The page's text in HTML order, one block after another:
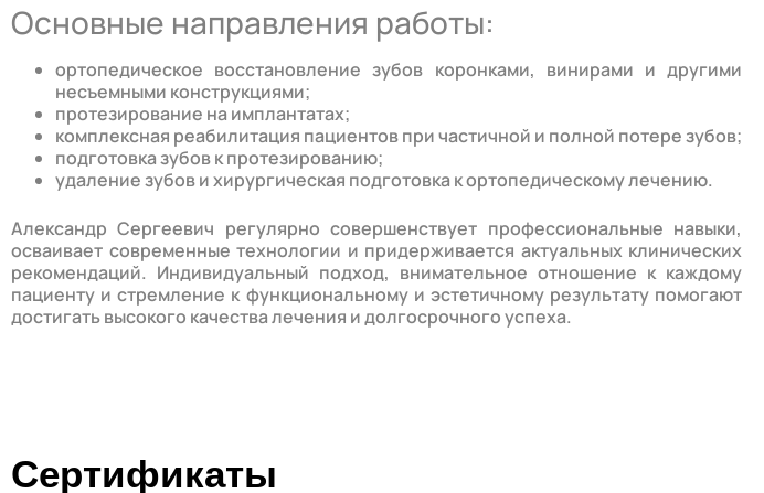
Основные направления работы:
ортопедическое восстановление зубов коронками, винирами и другими
несъемными конструкциями;
протезирование на имплантатах;
комплексная реабилитация пациентов при частичной и полной потере зубов;
подготовка зубов к протезированию;
удаление зубов и хирургическая подготовка к ортопедическому лечению.
Александр Сергеевич регулярно совершенствует профессиональные навыки,
осваивает современные технологии и придерживается актуальных клинических
рекомендаций. Индивидуальный подход, внимательное отношение к каждому
пациенту и стремление к функциональному и эстетичному результату помогают
достигать высокого качества лечения и долгосрочного успеха.
Сертификаты